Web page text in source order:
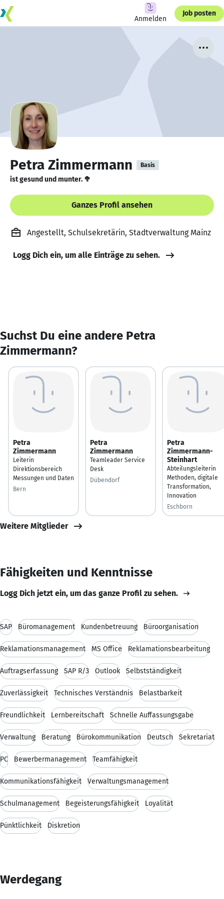
Anmelden
Job posten
Petra Zimmermann Basis
ist gesund und munter. 🥦
Ganzes Profil ansehen
Angestellt, Schulsekretärin, Stadtverwaltung Mainz
Logg Dich ein, um alle Einträge zu sehen.
Suchst Du eine andere Petra
Zimmermann?
Petra
Zimmermann
Leiterin
Direktionsbereich
Messungen und Daten
Bern
Petra
Zimmermann
Teamleader Service
Desk
Dübendorf
Petra
Zimmermann-
Steinhart
Abteilungsleiterin
Methoden, digitale
Transformation,
Innovation
Eschborn
Weitere Mitglieder
Fähigkeiten und Kenntnisse
Logg Dich jetzt ein, um das ganze Profil zu sehen.
SAP Büromanagement Kundenbetreuung Büroorganisation
Reklamationsmanagement MS Office Reklamationsbearbeitung
Auftragserfassung SAP R/3 Outlook Selbstständigkeit
Zuverlässigkeit Technisches Verständnis Belastbarkeit
Freundlichkeit Lernbereitschaft Schnelle Auffassungsgabe
Verwaltung Beratung Bürokommunikation Deutsch Sekretariat
PC Bewerbermanagement Teamfähigkeit
Kommunikationsfähigkeit Verwaltungsmanagement
Schulmanagement Begeisterungsfähigkeit Loyalität
Pünktlichkeit Diskretion
Werdegang